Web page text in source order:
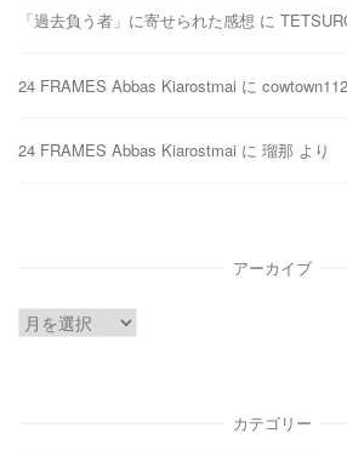
「過去負う者」に寄せられた感想 に
24 FRAMES Abbas Kiarostmai に
24 FRAMES Abbas Kiarostmai に 瑠那 より
アーカイブ
ア
カテゴリー